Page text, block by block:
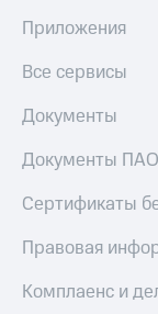
Приложения
Все сервисы
Документы
Документы
Сертификаты
Правовая
Комплаенс и